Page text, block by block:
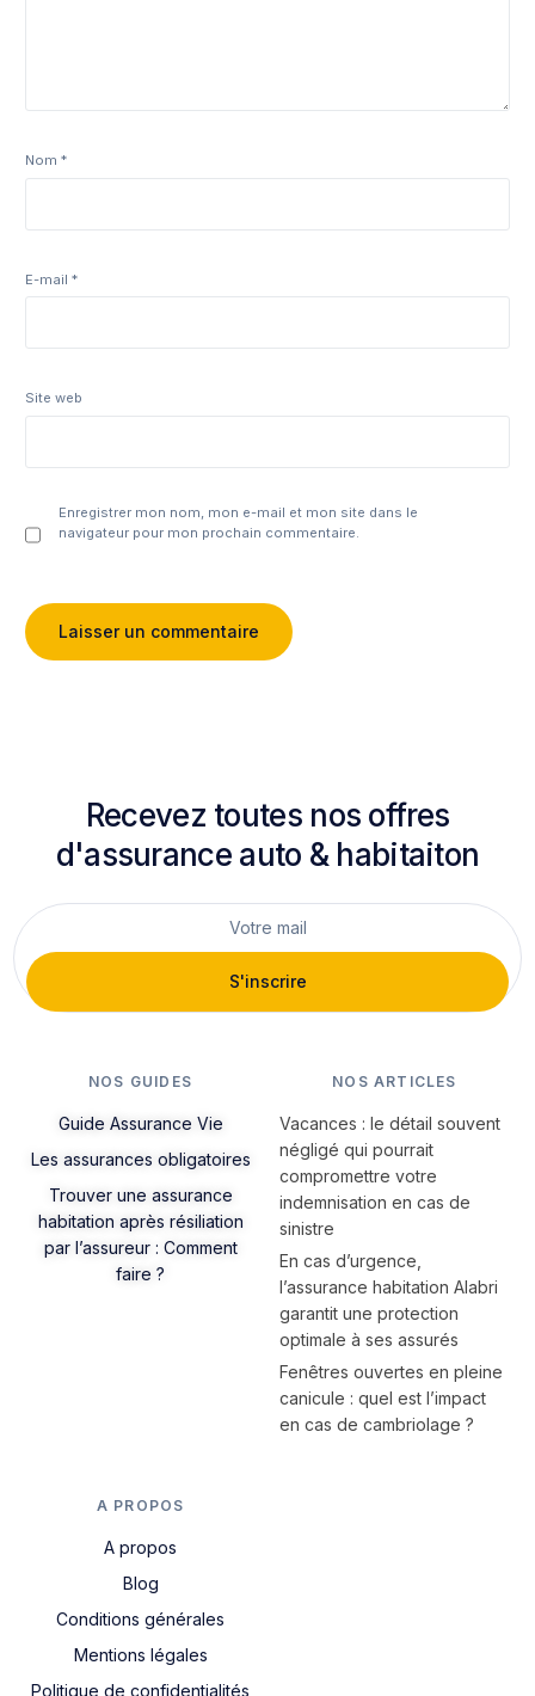
Nom*
E-mail*
Site web
Enregistrer mon nom, mon e-mail et mon site dans le
navigateur pour mon prochain commentaire.
Recevez toutes nos offres
d'assurance auto & habitaiton
S'inscrire
NOS GUIDES
Guide Assurance Vie
Les assurances obligatoires
Trouver une assurance
habitation après résiliation
par l’assureur : Comment
faire ?
NOS ARTICLES
Vacances : le détail souvent
négligé qui pourrait
compromettre votre
indemnisation en cas de
sinistre
En cas d’urgence,
l’assurance habitation Alabri
garantit une protection
optimale à ses assurés
Fenêtres ouvertes en pleine
canicule : quel est l’impact
en cas de cambriolage ?
A PROPOS
A propos
Blog
Conditions générales
Mentions légales
Politique de confidentialités